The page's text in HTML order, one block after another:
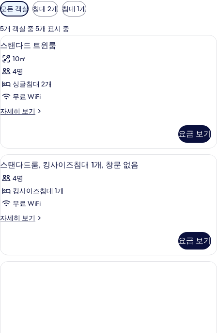
객
실
에
사
용
가
능
한
터
모든 객실 침대 2개 침대 1개
5개 객실 중 5개 표시 중
스
탠
다
드
트
룸
진
모
두
보
기
스탠다드 트윈룸 | 객실 내 금고, 책상,
4
스탠다드 트윈룸
10㎡
4명
싱글침대 2개
무료 WiFi
자세히 보기
스
트
윈
룸
세
히
기
요금 보기
스
탠
다
드
킹
이
즈
스탠다드룸, 킹사이즈침대 1개, 창문
4
스탠다드룸, 킹사이즈침대 1개, 창문 없음
4명
킹사이즈침대 1개
무료 WiFi
자세히 보기
스
룸,
킹
사
요금 보기